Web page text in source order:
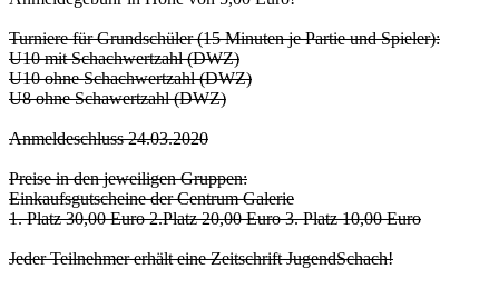
Turniere für Grundschüler (15 Minuten je Partie und Spieler):
U10 mit Schachwertzahl (DWZ)
U10 ohne Schachwertzahl (DWZ)
U8 ohne Schawertzahl (DWZ)
Anmeldeschluss 24.03.2020
Preise in den jeweiligen Gruppen:
Einkaufsgutscheine der Centrum Galerie
1. Platz 30,00 Euro 2.Platz 20,00 Euro 3. Platz 10,00 Euro
Jeder Teilnehmer erhält eine Zeitschrift JugendSchach!